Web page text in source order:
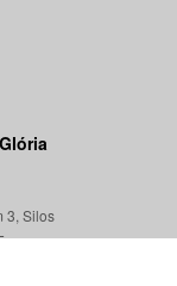
3, Silos